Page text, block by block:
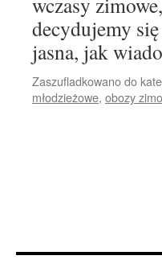
decydujemy
jasna, jak
Zaszufladkowano do
młodzieżowe, obozy